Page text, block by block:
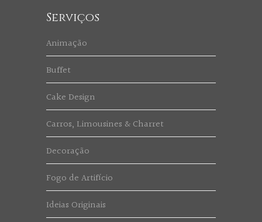
Serviços
Animação
Buffet
Cake Design
Carros, Limousines & Charret
Decoração
Fogo de Artifício
Ideias Originais